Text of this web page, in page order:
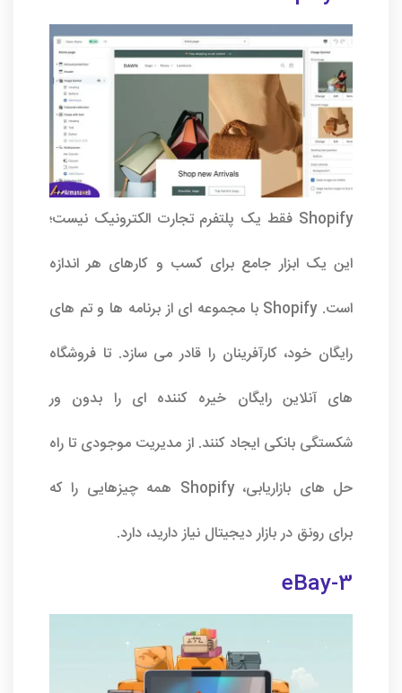
Shopify فقط یک پلتفرم تجارت الکترونیک نیست؛
این یک ابزار جامع برای کسب و کارهای هر اندازه
است. Shopify با مجموعه ای از برنامه ها و تم های
رایگان خود، کارآفرینان را قادر می سازد. تا فروشگاه
های آنلاین رایگان خیره کننده ای را بدون ور
شکستگی بانکی ایجاد کنند. از مدیریت موجودی تا راه
حل های بازاریابی، Shopify همه چیزهایی را که
برای رونق در بازار دیجیتال نیاز دارید، دارد.
3-eBay